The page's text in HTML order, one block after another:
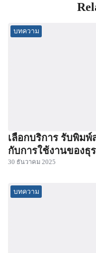
บทความ
เลือกบริการ รับพิมพ์
กับการใช้งานของธุ
30 ธันวาคม 2025
บทความ